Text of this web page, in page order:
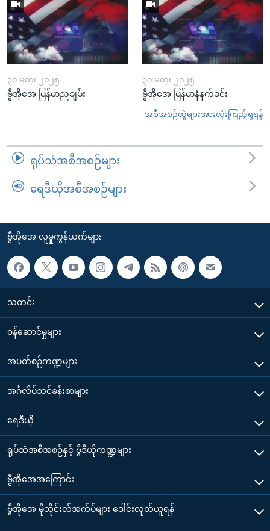
၃၀ မတ္၊ ၂၀၂၅
ဗွီအိုအေ မြန်မာညချမ်း
၃၀ မတ္၊ ၂၀၂၅
ဗွီအိုအေ မြန်မာနံနက်ခင်း
အစီအစဉ်တွဲများအားလုံးကြည့်ရှုရန်
ရုပ်သံအစီအစဉ်များ
ရေဒီယိုအစီအစဉ်များ
ဗွီအိုအေ လူမှုကွန်ယက်များ
သတင်း
၀န်ဆောင်မှုများ
အပတ်စဉ်ကဏ္ဍများ
အင်္ဂလိပ်သင်ခန်းစာများ
ရေဒီယို
ရုပ်သံအစီအစဉ်နှင့် ဗွီဒီယိုကဏ္ဍများ
ဗွီအိုအေအကြောင်း
ဗွီအိုအေ မိုဘိုင်းလ်အက်ပ်များ ဒေါင်းလုတ်ယူရန်